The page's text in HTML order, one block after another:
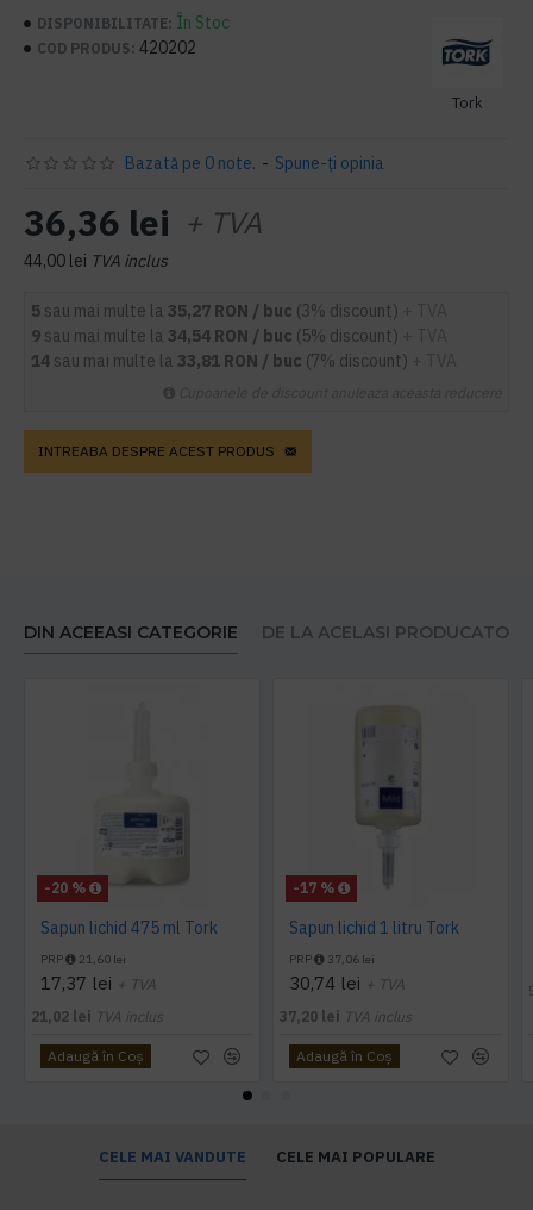
DISPONIBILITATE: În Stoc
COD PRODUS: 420202
Tork
Bazată pe 0 note. - Spune-ţi opinia
36,36 lei + TVA
44,00 lei TVA inclus
5 sau mai multe la 35,27 RON / buc (3% discount)
9 sau mai multe la 34,54 RON / buc (5% discount)
14 sau mai multe la 33,81 RON / buc (7% discount)
INTREABA DESPRE ACEST PRODUS
DIN ACEEASI CATEGORIE DE LA ACELASI PRODUCATOR
-20 %
Sapun lichid 475 ml Tork
PRP 21,60 lei
17,37 lei + TVA
21,02 lei TVA inclus
Adaugă în Coş
-17 %
Sapun lichid 1 litru Tork
PRP 37,06 lei
30,74 lei + TVA
37,20 lei TVA inclus
Adaugă în Coş
CELE MAI VANDUTE CELE MAI POPULARE